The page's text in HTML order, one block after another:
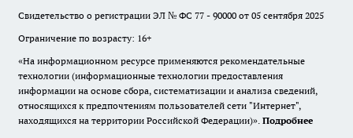
Свидетельство о регистрации ЭЛ № ФС 77 - 90000 от 05 сентября 2025
Ограничение по возрасту: 16+
«На информационном ресурсе применяются рекомендательные
технологии (информационные технологии предоставления
информации на основе сбора, систематизации и анализа сведений,
относящихся к предпочтениям пользователей сети "Интернет",
находящихся на территории Российской Федерации)». Подробнее